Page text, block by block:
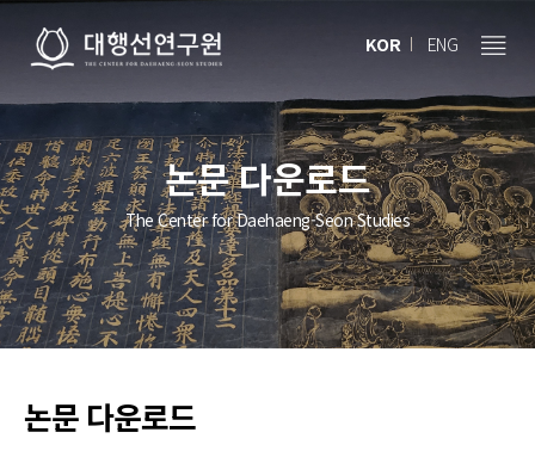
KOR ENG
논문 다운로드
The Center for Daehaeng-Seon Studies
논문 다운로드